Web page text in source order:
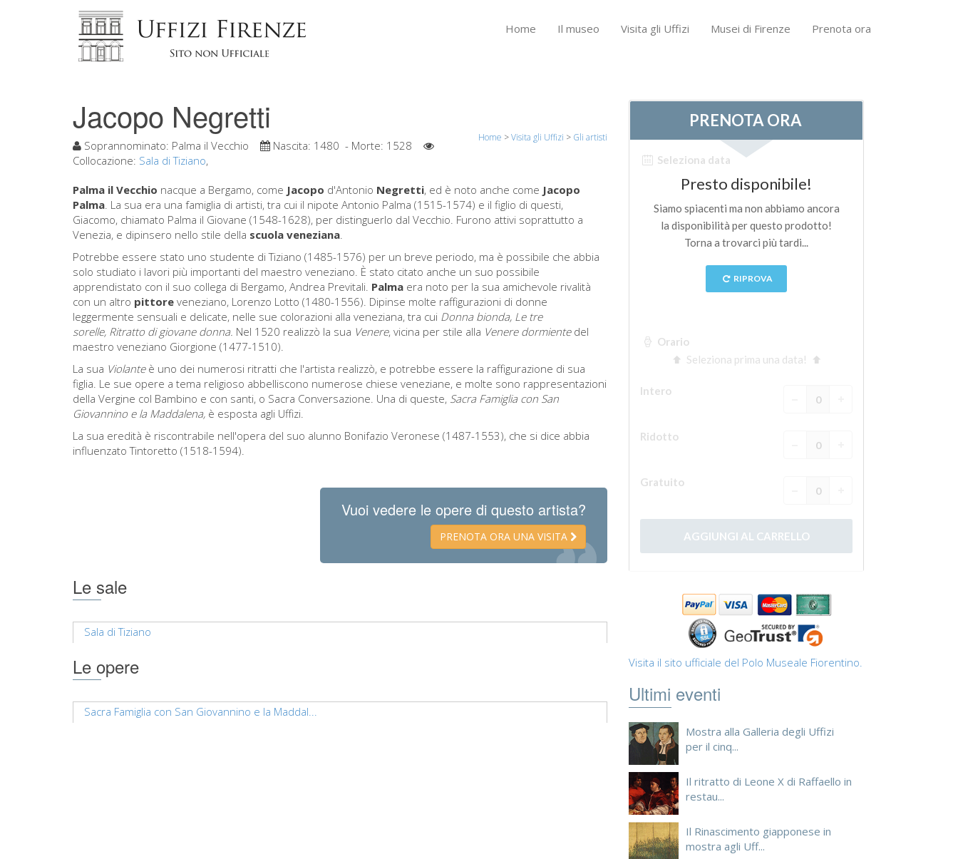
Home Il museo Visita gli Uffizi Musei di Firenze Prenota ora
Jacopo Negretti
Home >Visita gli Uffizi > Gli artisti
Soprannominato: Palma il Vecchio Nascita: 1480 - Morte: 1528
Collocazione: Sala di Tiziano,
Palma il Vecchio nacque a Bergamo, come Jacopo d'Antonio Negretti, ed è noto anche come Jacopo
Palma. La sua era una famiglia di artisti, tra cui il nipote Antonio Palma (1515-1574) e il figlio di questi,
Giacomo, chiamato Palma il Giovane (1548-1628), per distinguerlo dal Vecchio. Furono attivi soprattutto a
Venezia, e dipinsero nello stile della scuola veneziana.
Potrebbe essere stato uno studente di Tiziano (1485-1576) per un breve periodo, ma è possibile che abbia
solo studiato i lavori più importanti del maestro veneziano. È stato citato anche un suo possibile
apprendistato con il suo collega di Bergamo, Andrea Previtali. Palma era noto per la sua amichevole rivalità
con un altro pittore veneziano, Lorenzo Lotto (1480-1556). Dipinse molte raffigurazioni di donne
leggermente sensuali e delicate, nelle sue colorazioni alla veneziana, tra cui Donna bionda, Le tre
sorelle, Ritratto di giovane donna. Nel 1520 realizzò la sua Venere, vicina per stile alla Venere dormientedel
maestro veneziano Giorgione (1477-1510).
La sua Violanteè uno dei numerosi ritratti che l'artista realizzò, e potrebbe essere la raffigurazione di sua
figlia. Le sue opere a tema religioso abbelliscono numerose chiese veneziane, e molte sono rappresentazioni
della Vergine col Bambino e con santi, o Sacra Conversazione. Una di queste, Sacra Famiglia con San
Giovannino e la Maddalena, è esposta agli Uffizi.
La sua eredità è riscontrabile nell'opera del suo alunno Bonifazio Veronese (1487-1553), che si dice abbia
influenzato Tintoretto (1518-1594).
Vuoi vedere le opere di questo artista?
PRENOTA ORA UNA VISITA
Le sale
Sala di Tiziano
Le opere
Sacra Famiglia con San Giovannino e la Maddal...
Visita il sito ufficiale del Polo Museale Fiorentino.
Ultimi eventi
Mostra alla Galleria degli Uffizi
per il cinq...
Il ritratto di Leone X di Raffaello in
restau...
Il Rinascimento giapponese in
mostra agli Uff...